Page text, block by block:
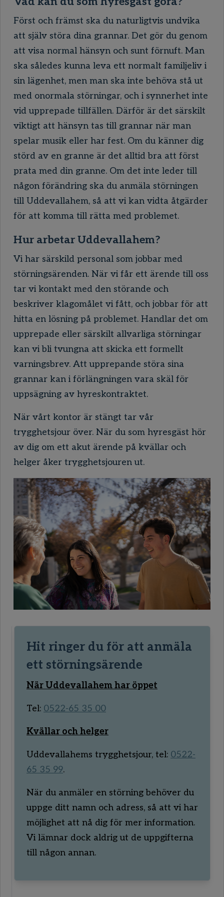
Först och främst ska du naturligtvis undvika
att själv störa dina grannar. Det gör du genom
att visa normal hänsyn och sunt förnuft. Man
ska således kunna leva ett normalt familjeliv i
sin lägenhet, men man ska inte behöva stå ut
med onormala störningar, och i synnerhet inte
vid upprepade tillfällen. Därför är det särskilt
viktigt att hänsyn tas till grannar när man
spelar musik eller har fest. Om du känner dig
störd av en granne är det alltid bra att först
prata med din granne. Om det inte leder till
någon förändring ska du anmäla störningen
till Uddevallahem, så att vi kan vidta åtgärder
för att komma till rätta med problemet.
Hur arbetar Uddevallahem?
Vi har särskild personal som jobbar med
störningsärenden. När vi får ett ärende till oss
tar vi kontakt med den störande och
beskriver klagomålet vi fått, och jobbar för att
hitta en lösning på problemet. Handlar det om
upprepade eller särskilt allvarliga störningar
kan vi bli tvungna att skicka ett formellt
varningsbrev. Att upprepande störa sina
grannar kan i förlängningen vara skäl för
uppsägning av hyreskontraktet.
När vårt kontor är stängt tar vår
trygghetsjour över. När du som hyresgäst hör
av dig om ett akut ärende på kvällar och
helger åker trygghetsjouren ut.
Hit ringer du för att anmäla
ett störningsärende
När Uddevallahem har öppet
Tel: 0522-65 35 00
Kvällar och helger
Uddevallahems trygghetsjour, tel: 0522-
65 35 99.
När du anmäler en störning behöver du
uppge ditt namn och adress, så att vi har
möjlighet att nå dig för mer information.
Vi lämnar dock aldrig ut de uppgifterna
till någon annan.